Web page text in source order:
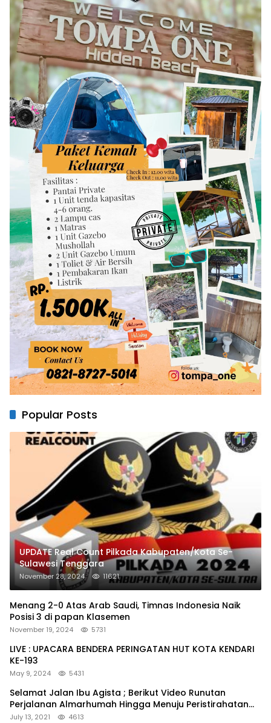
Popular Posts
UPDATE Real Count Pilkada Kabupaten/Kota Se-
Sulawesi Tenggara
November 28, 2024 11621
Menang 2-0 Atas Arab Saudi, Timnas Indonesia Naik
Posisi 3 di papan Klasemen
November 19, 2024 5731
LIVE : UPACARA BENDERA PERINGATAN HUT KOTA KENDARI
KE-193
May 9, 2024 5431
Selamat Jalan Ibu Agista ; Berikut Video Runutan
Perjalanan Almarhumah Hingga Menuju Peristirahatan
Terakhir
July 13, 2021 4613